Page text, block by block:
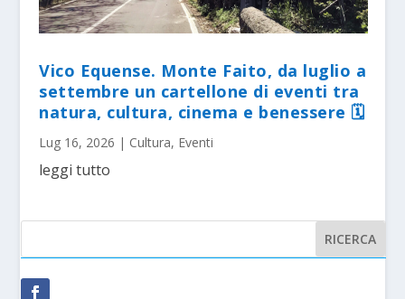
Vico Equense. Monte Faito, da luglio a
settembre un cartellone di eventi tra
natura, cultura, cinema e benessere 🗓
Lug 16, 2026 | Cultura, Eventi
leggi tutto